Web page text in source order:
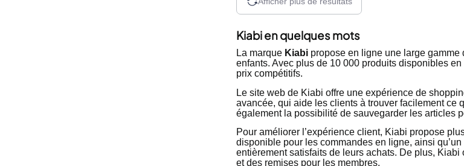
Kiabi en quelques mots
La marque Kiabi propose en ligne une large gamme
enfants. Avec plus de 10 000 produits disponibles
prix compétitifs.
Le site web de Kiabi offre une expérience de
avancée, qui aide les clients à trouver facilement ce
également la possibilité de sauvegarder les articles
Pour améliorer l’expérience client, Kiabi propose
disponible pour les commandes en ligne, ainsi
entièrement satisfaits de leurs achats. De plus,
et des remises pour les membres.